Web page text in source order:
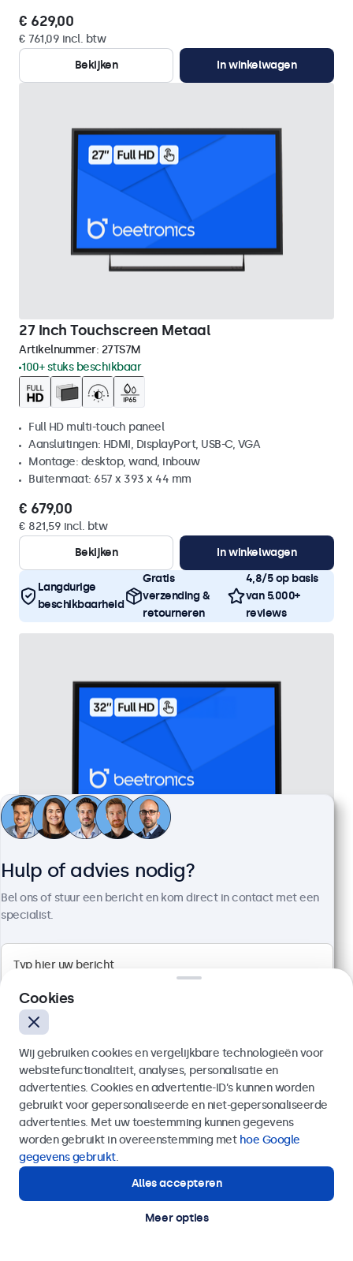
€ 629,00
€ 761,09 incl. btw
Bekijken
In winkelwagen
27 Inch Touchscreen Metaal
Artikelnummer: 27TS7M
100+ stuks beschikbaar
Full HD multi-touch paneel
Aansluitingen: HDMI, DisplayPort, USB-C, VGA
Montage: desktop, wand, inbouw
Buitenmaat: 657 x 393 x 44 mm
€ 679,00
€ 821,59 incl. btw
Bekijken
In winkelwagen
Langdurige
beschikbaarheid
Gratis
verzending &
retourneren
4,8/5 op basis
van 5.000+
reviews
32 Inch Touchscreen Metaal
Artikelnummer:32TS7M
100+ stuks beschikbaar
Aansluitingen: HDMI, DisplayPort, USB-C, VGA
Montage: desktop, wand, inbouw
Buitenmaat: 745 x 440 x 46 mm
€ 699,00
€ 845,79 incl. btw
Bekijken
In winkelwagen
Onze in-vehicle touchscreen monitoren zijn
ontworpen voor gebruik in voertuigen zoals auto's,
Hulp of advies nodig?
Bel ons of stuur een bericht en kom direct in contact met een
specialist.
Verzenden
Of bel ons op
Hulp of advies nodig?
Direct contact met een specialist.
Cookies
Wij gebruiken cookies en vergelijkbare technologieën voor
websitefunctionaliteit, analyses, personalisatie en
advertenties. Cookies en advertentie-ID’s kunnen worden
gebruikt voor gepersonaliseerde en niet-gepersonaliseerde
advertenties. Met uw toestemming kunnen gegevens
worden gebruikt in overeenstemming met hoe Google
gegevens gebruikt.
Alles accepteren
Meer opties